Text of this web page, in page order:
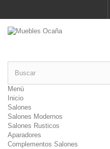
Menú
Inicio
Salones
Salones Modernos
Salones Rusticos
Aparadores
Complementos Salones